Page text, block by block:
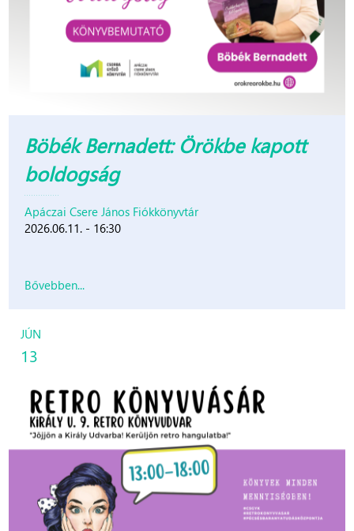
Böbék Bernadett: Örökbe kapott
boldogság
Apáczai Csere János Fiókkönyvtár
2026.06.11. - 16:30
Bővebben...
JÚN
13